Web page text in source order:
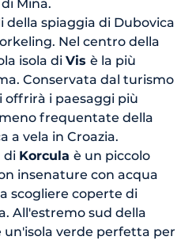
Mina.
della spiaggia di Dubovica
Nel centro della
isola di Vis è la più
Conservata dal turismo
offrirà i paesaggi più
frequentate della
a vela in Croazia.
di Korcula è un piccolo
insenature con acqua
scogliere coperte di
All'estremo sud della
un'isola verde perfetta per